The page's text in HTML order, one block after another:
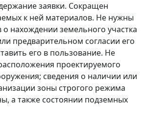
заявки. Сокращен
к ней материалов. Не нужны
нахождении земельного участка
предварительном согласии его
его в пользование. Не
проектируемого
сведения о наличии или
зоны строгого режима
а также состоянии подземных